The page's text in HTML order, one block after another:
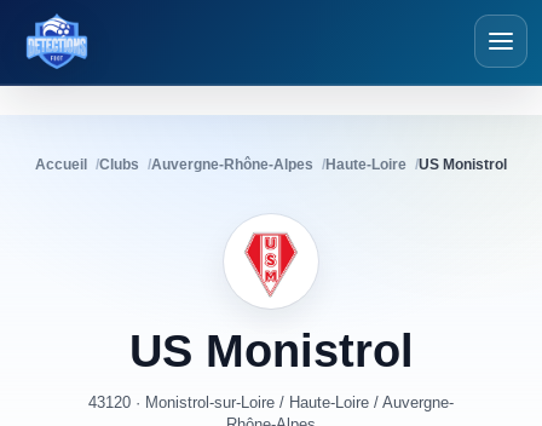
Détections Foot
Accueil Clubs Auvergne-Rhône-Alpes Haute-Loire US Monistrol
US Monistrol
43120 · Monistrol-sur-Loire / Haute-Loire / Auvergne-